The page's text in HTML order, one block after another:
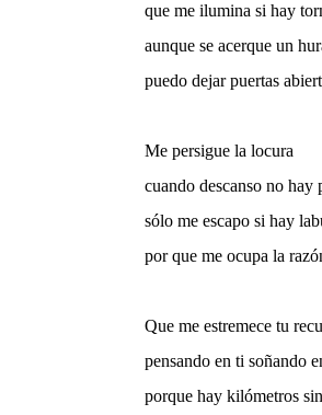
que me ilumina si hay
aunque se acerque un
puedo dejar puertas
Me persigue la locura
cuando descanso no hay
sólo me escapo si hay
por que me ocupa la
Que me estremece tu
pensando en ti soñando
porque hay kilómetros